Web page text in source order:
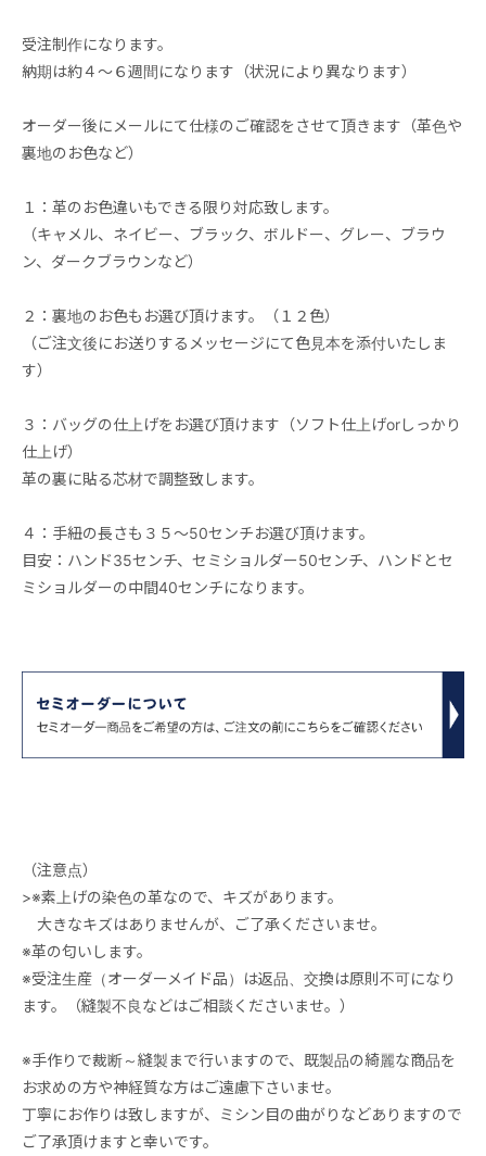
受注制作になります。
納期は約４～６週間になります（状況により異なります）
オーダー後にメールにて仕様のご確認をさせて頂きます（革色や
裏地のお色など）
１：革のお色違いもできる限り対応致します。
（キャメル、ネイビー、ブラック、ボルドー、グレー、ブラウ
ン、ダークブラウンなど）
２：裏地のお色もお選び頂けます。（１２色）
（ご注文後にお送りするメッセージにて色見本を添付いたしま
す）
３：バッグの仕上げをお選び頂けます（ソフト仕上げorしっかり
仕上げ）
革の裏に貼る芯材で調整致します。
４：手紐の長さも３５～50センチお選び頂けます。
目安：ハンド35センチ、セミショルダー50センチ、ハンドとセ
ミショルダーの中間40センチになります。
（注意点）
>※素上げの染色の革なので、キズがあります。
大きなキズはありませんが、ご了承くださいませ。
※革の匂いします。
※受注生産（オーダーメイド品）は返品、交換は原則不可になり
ます。（縫製不良などはご相談くださいませ。）
※手作りで裁断～縫製まで行いますので、既製品の綺麗な商品を
お求めの方や神経質な方はご遠慮下さいませ。
丁寧にお作りは致しますが、ミシン目の曲がりなどありますので
ご了承頂けますと幸いです。